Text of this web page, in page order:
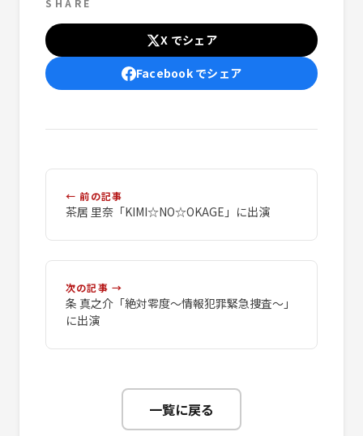
SHARE
X でシェア
Facebook でシェア
← 前の記事
茶居 里奈「KIMI☆NO☆OKAGE」に出演
次の記事 →
条 真之介「絶対零度～情報犯罪緊急捜査～」
に出演
一覧に戻る